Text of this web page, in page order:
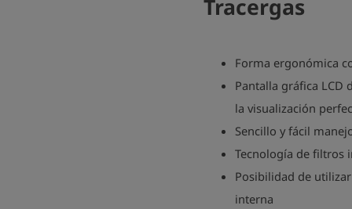
Tracergas
Forma ergonómica
Pantalla gráfica LCD
la visualización
Sencillo y fácil
Tecnología de filtros
Posibilidad de
interna